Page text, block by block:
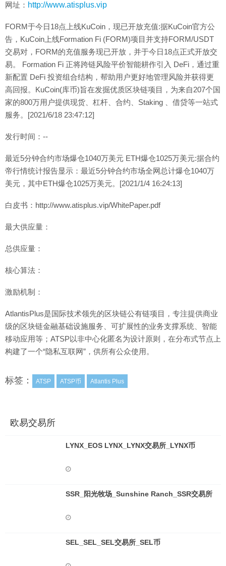
网址： http://www.atisplus.vip
FORM于今日18点上线KuCoin，现已开放充值:据KuCoin官方公
告，KuCoin上线Formation Fi (FORM)项目并支持FORM/USDT
交易对，FORM的充值服务现已开放，并于今日18点正式开放交
易。 Formation Fi 正将跨链风险平价智能耕作引入 DeFi，通过重
新配置 DeFi 投资组合结构，帮助用户更好地管理风险并获得更
高回报。KuCoin(库币)旨在发掘优质区块链项目，为来自207个国
家的800万用户提供现货、杠杆、合约、Staking 、借贷等一站式
服务。[2021/6/18 23:47:12]
发行时间：--
最近5分钟合约市场爆仓1040万美元 ETH爆仓1025万美元:据合约
帝行情统计报告显示：最近5分钟合约市场全网总计爆仓1040万
美元，其中ETH爆仓1025万美元。[2021/1/4 16:24:13]
白皮书：http://www.atisplus.vip/WhitePaper.pdf
最大供应量：
总供应量：
核心算法：
激励机制：
AtlantisPlus是国际技术领先的区块链公有链项目，专注提供商业
级的区块链金融基础设施服务、可扩展性的业务支撑系统、智能
移动应用等；ATSP以非中心化匿名为设计原则，在分布式节点上
构建了一个“隐私互联网”，供所有公众使用。
标签： ATSP ATSP币 Atlantis Plus
欧易交易所
LYNX_EOS LYNX_LYNX交易所_LYNX币
SSR_阳光牧场_Sunshine Ranch_SSR交易所
SEL_SEL_SEL交易所_SEL币